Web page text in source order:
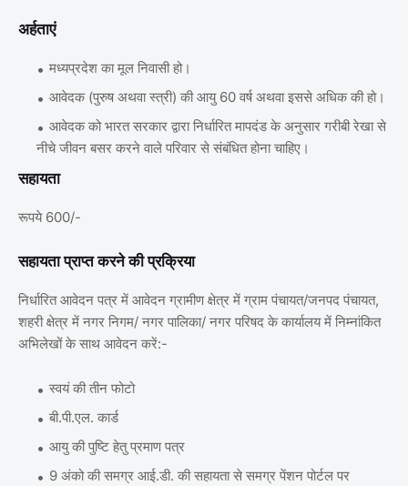
अर्हताएं
मध्यप्रदेश का मूल निवासी हो।
आवेदक (पुरुष अथवा स्त्री) की आयु 60 वर्ष अथवा इससे अधिक की हो।
आवेदक को भारत सरकार द्वारा निर्धारित मापदंड के अनुसार गरीबी रेखा से
नीचे जीवन बसर करने वाले परिवार से संबंधित होना चाहिए।
सहायता
रूपये 600/-
सहायता प्राप्त करने की प्रक्रिया
निर्धारित आवेदन पत्र में आवेदन ग्रामीण क्षेत्र में ग्राम पंचायत/जनपद पंचायत,
शहरी क्षेत्र में नगर निगम/ नगर पालिका/ नगर परिषद के कार्यालय में निम्नांकित
अभिलेखों के साथ आवेदन करें:-
स्वयं की तीन फोटो
बी.पी.एल. कार्ड
आयु की पुष्टि हेतु प्रमाण पत्र
9 अंको की समग्र आई.डी. की सहायता से समग्र पेंशन पोर्टल पर